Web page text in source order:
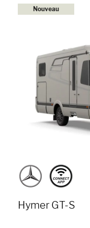
Nouveau
Hymer GT-S